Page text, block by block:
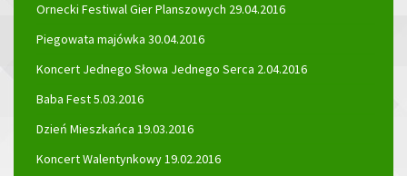
Ornecki Festiwal Gier Planszowych 29.04.2016
Piegowata majówka 30.04.2016
Koncert Jednego Słowa Jednego Serca 2.04.2016
Baba Fest 5.03.2016
Dzień Mieszkańca 19.03.2016
Koncert Walentynkowy 19.02.2016